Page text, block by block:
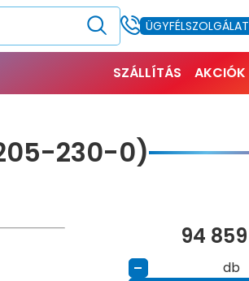
ÜGYFÉLSZOLGÁLAT
SZÁLLÍTÁS AKCIÓK
230-0)
94 859
– db